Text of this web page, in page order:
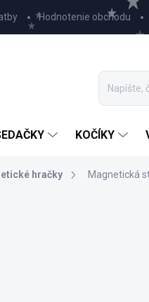
Hodnotenie obchodu
KOČÍKY
hračky Magnetická